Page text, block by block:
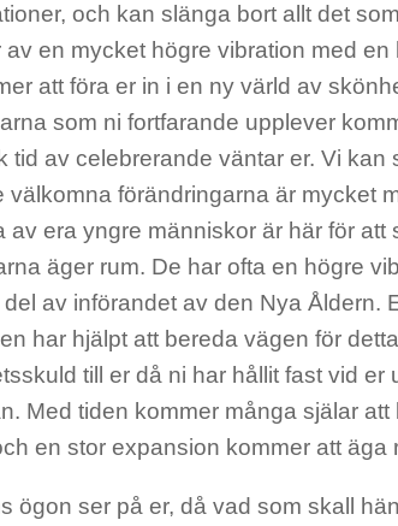
och kan slänga bort allt det
av en mycket högre vibration med
att föra er in i en ny värld av
som ni fortfarande upplever
tid av celebrerande väntar er. Vi kan
välkomna förändringarna är mycket
av era yngre människor är här för att
äger rum. De har ofta en högre
av införandet av den Nya Åldern.
har hjälpt att bereda vägen för
till er då ni har hållit fast vid er
Med tiden kommer många själar
en stor expansion kommer att äga
ögon ser på er, då vad som skall